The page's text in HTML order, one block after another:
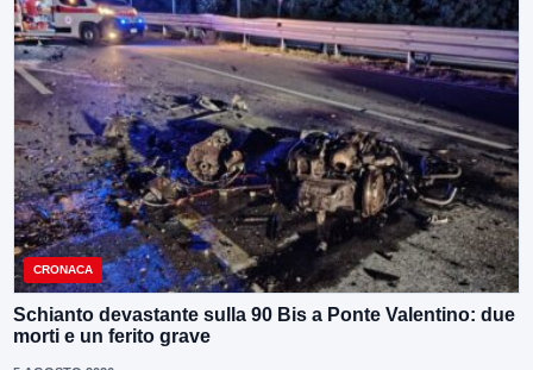
CRONACA
Schianto devastante sulla 90 Bis a Ponte Valentino: due
morti e un ferito grave